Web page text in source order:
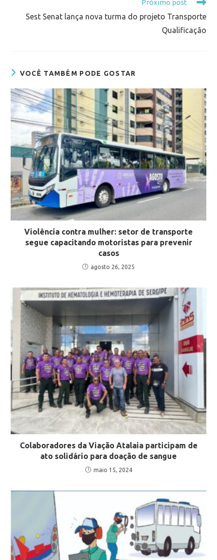
Próximo post
Sest Senat lança nova turma do projeto Transporte
Qualificação
VOCÊ TAMBÉM PODE GOSTAR
Violência contra mulher: setor de transporte
segue capacitando motoristas para prevenir
casos
agosto 26, 2025
Colaboradores da Viação Atalaia participam de
ato solidário para doação de sangue
maio 15, 2024